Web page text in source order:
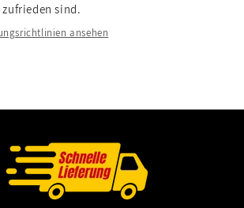
sind.
ansehen